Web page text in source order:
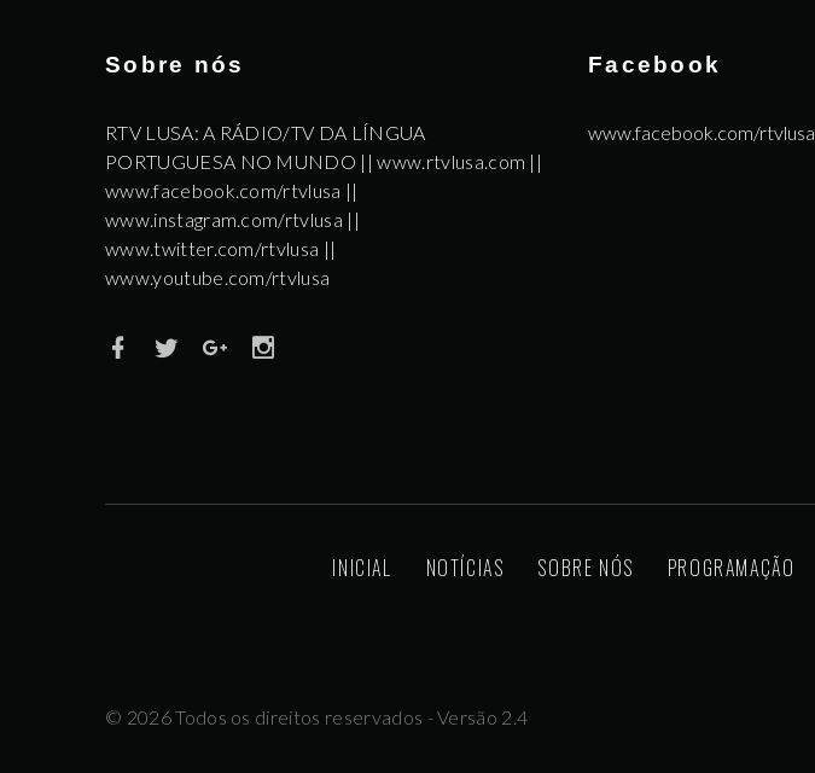
Sobre nós
RTV LUSA: A RÁDIO/TV DA LÍNGUA
PORTUGUESA NO MUNDO || www.rtvlusa.com ||
www.facebook.com/rtvlusa ||
www.instagram.com/rtvlusa ||
www.twitter.com/rtvlusa ||
www.youtube.com/rtvlusa
Facebook
www.facebook.com/rtvlusa
INICIAL NOTÍCIAS SOBRE NÓS PROGRAMAÇÃO
© 2026Todos os direitos reservados - Versão 2.4